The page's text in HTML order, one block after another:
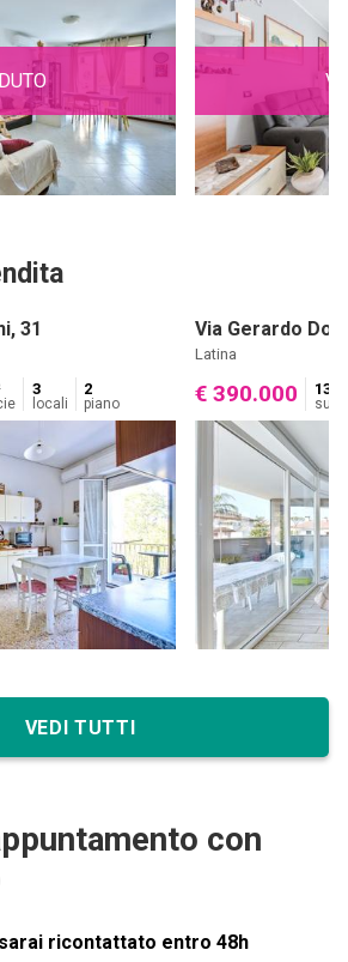
31
3
locali
2
piano
Via Gerardo
Latina
€ 390.000 130
VEDI TUTTI
con
ricontattato entro 48h